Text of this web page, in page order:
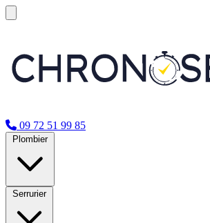
09 72 51 99 85
Plombier
Serrurier